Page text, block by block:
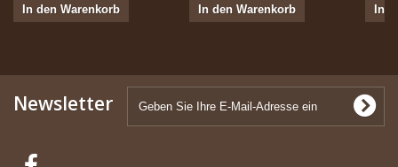
In den Warenkorb In den Warenkorb In
Newsletter